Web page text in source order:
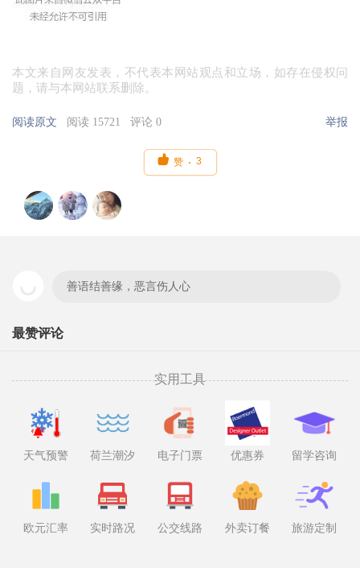
本文来自网友发表，不代表本网站观点和立场，如存在侵权问
题，请与本网站联系删除。
阅读原文 阅读 15721 评论 0 举报
 赞 3
善语结善缘，恶言伤人心
最赞评论
实用工具
天气预警 荷兰潮汐 电子门票 优惠券 留学咨询
欧元汇率 实时路况 公交线路 外卖订餐 旅游定制